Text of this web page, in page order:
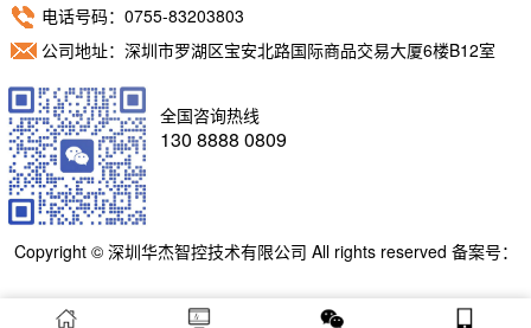
电话号码：0755-83203803
公司地址：深圳市罗湖区宝安北路国际商品交易大厦6楼B12室
全国咨询热线
130 8888 0809
Copyright © 深圳华杰智控技术有限公司 All rights reserved 备案号：